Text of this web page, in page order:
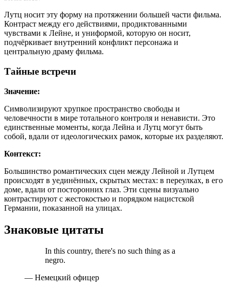
Лутц носит эту форму на протяжении большей части фильма.
Контраст между его действиями, продиктованными
чувствами к Лейне, и униформой, которую он носит,
подчёркивает внутренний конфликт персонажа и
центральную драму фильма.
Тайные встречи
Значение:
Символизируют хрупкое пространство свободы и
человечности в мире тотального контроля и ненависти. Это
единственные моменты, когда Лейна и Лутц могут быть
собой, вдали от идеологических рамок, которые их разделяют.
Контекст:
Большинство романтических сцен между Лейной и Лутцем
происходят в уединённых, скрытых местах: в переулках, в его
доме, вдали от посторонних глаз. Эти сцены визуально
контрастируют с жестокостью и порядком нацистской
Германии, показанной на улицах.
Знаковые цитаты
In this country, there's no such thing as a
negro.
— Немецкий офицер